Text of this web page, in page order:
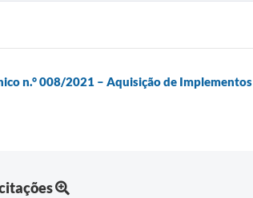
n.° 008/2021 – Aquisição de Implementos